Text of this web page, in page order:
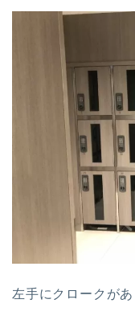
左手にクロークがあ